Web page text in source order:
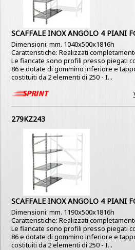
SCAFFALE INOX ANGOLO 4 PIANI
Dimensioni: mm. 1040x500x1816h
Caratteristiche: Realizzati
Le fiancate sono profili presso piegati
86 e dotate di gommino inferiore e
costituiti da 2 elementi di 250 - I...
279KZ243
SCAFFALE INOX ANGOLO 4 PIANI
Dimensioni: mm. 1190x500x1816h
Caratteristiche: Realizzati
Le fiancate sono profili presso piegati
86 e dotate di gommino inferiore e
costituiti da 2 elementi di 250 - I...